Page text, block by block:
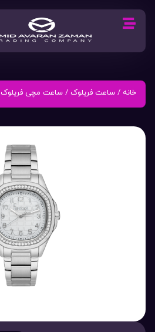
خانه / ساعت فریلوک / ساعت مچی فریلوک FL.1.10418-1